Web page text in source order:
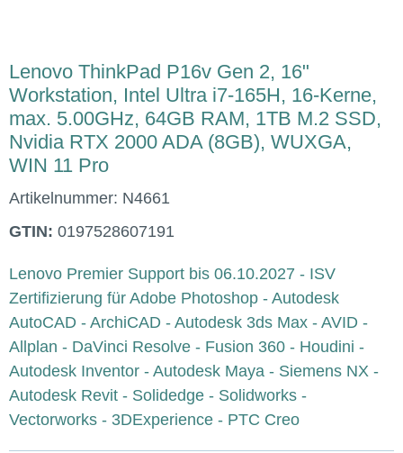
Lenovo ThinkPad P16v Gen 2, 16"
Workstation, Intel Ultra i7-165H, 16-Kerne,
max. 5.00GHz, 64GB RAM, 1TB M.2 SSD,
Nvidia RTX 2000 ADA (8GB), WUXGA,
WIN 11 Pro
Artikelnummer: N4661
GTIN: 0197528607191
Lenovo Premier Support bis 06.10.2027 - ISV
Zertifizierung für Adobe Photoshop - Autodesk
AutoCAD - ArchiCAD - Autodesk 3ds Max - AVID -
Allplan - DaVinci Resolve - Fusion 360 - Houdini -
Autodesk Inventor - Autodesk Maya - Siemens NX -
Autodesk Revit - Solidedge - Solidworks -
Vectorworks - 3DExperience - PTC Creo